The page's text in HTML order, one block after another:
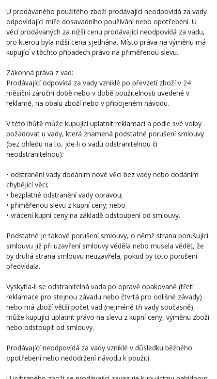
U prodávaného použitého zboží prodávající neodpovídá za vady
odpovídající míře dosavadního používání nebo opotřebení. U
věcí prodávaných za nižší cenu prodávající neodpovídá za vadu,
pro kterou byla nižší cena sjednána. Místo práva na výměnu má
kupující v těchto případech právo na přiměřenou slevu.
Zákonná práva z vad:
Prodávající odpovídá za vady vzniklé po převzetí zboží v 24
měsíční záruční době nebo v době použitelnosti uvedené v
reklamě, na obalu zboží nebo v připojeném návodu.
V této lhůtě může kupující uplatnit reklamaci a podle své volby
požadovat u vady, která znamená podstatné porušení smlouvy
(bez ohledu na to, jde-li o vadu odstranitelnou či
neodstranitelnou):
• odstranění vady dodáním nové věci bez vady nebo dodáním
chybějící věci;
• bezplatné odstranění vady opravou;
• přiměřenou slevu z kupní ceny; nebo
• vrácení kupní ceny na základě odstoupení od smlouvy.
Podstatné je takové porušení smlouvy, o němž strana porušující
smlouvu již při uzavření smlouvy věděla nebo musela vědět, že
by druhá strana smlouvu neuzavřela, pokud by toto porušení
předvídala.
Vyskytla-li se odstranitelná vada po opravě opakovaně (třetí
reklamace pro stejnou závadu nebo čtvrtá pro odlišné závady)
nebo má zboží větší počet vad (nejméně tři vady současně),
může kupující uplatnit právo na slevu z kupní ceny, výměnu zboží
nebo odstoupit od smlouvy.
Prodávající neodpovídá za vady vzniklé v důsledku běžného
opotřebení nebo nedodržení návodu k použití.